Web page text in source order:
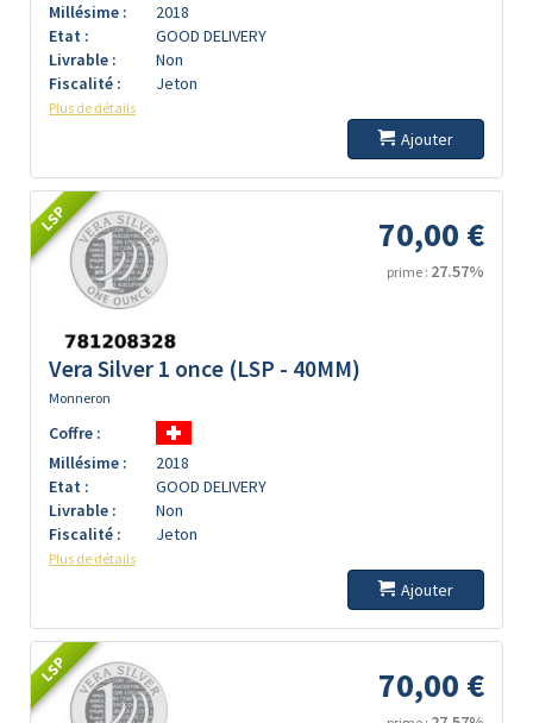
Millésime :
2018
Etat :
GOOD DELIVERY
Livrable :
Non
Fiscalité :
Jeton
Plus de détails
Ajouter
LSP 70,00 €
prime : 27.57%
Vera Silver 1 once (LSP - 40MM)
Monneron
Coffre :
Millésime :
2018
Etat :
GOOD DELIVERY
Livrable :
Non
Fiscalité :
Jeton
Plus de détails
Ajouter
LSP 70,00 €